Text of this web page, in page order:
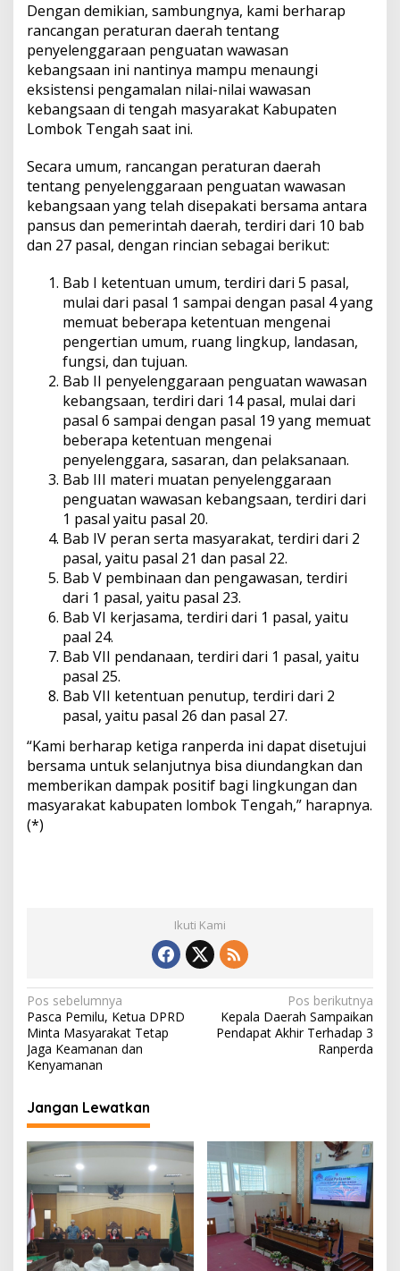
Dengan demikian, sambungnya, kami berharap
rancangan peraturan daerah tentang
penyelenggaraan penguatan wawasan
kebangsaan ini nantinya mampu menaungi
eksistensi pengamalan nilai-nilai wawasan
kebangsaan di tengah masyarakat Kabupaten
Lombok Tengah saat ini.
Secara umum, rancangan peraturan daerah
tentang penyelenggaraan penguatan wawasan
kebangsaan yang telah disepakati bersama antara
pansus dan pemerintah daerah, terdiri dari 10 bab
dan 27 pasal, dengan rincian sebagai berikut:
Bab I ketentuan umum, terdiri dari 5 pasal,
mulai dari pasal 1 sampai dengan pasal 4 yang
memuat beberapa ketentuan mengenai
pengertian umum, ruang lingkup, landasan,
fungsi, dan tujuan.
Bab II penyelenggaraan penguatan wawasan
kebangsaan, terdiri dari 14 pasal, mulai dari
pasal 6 sampai dengan pasal 19 yang memuat
beberapa ketentuan mengenai
penyelenggara, sasaran, dan pelaksanaan.
Bab III materi muatan penyelenggaraan
penguatan wawasan kebangsaan, terdiri dari
1 pasal yaitu pasal 20.
Bab IV peran serta masyarakat, terdiri dari 2
pasal, yaitu pasal 21 dan pasal 22.
Bab V pembinaan dan pengawasan, terdiri
dari 1 pasal, yaitu pasal 23.
Bab VI kerjasama, terdiri dari 1 pasal, yaitu
paal 24.
Bab VII pendanaan, terdiri dari 1 pasal, yaitu
pasal 25.
Bab VII ketentuan penutup, terdiri dari 2
pasal, yaitu pasal 26 dan pasal 27.
“Kami berharap ketiga ranperda ini dapat disetujui
bersama untuk selanjutnya bisa diundangkan dan
memberikan dampak positif bagi lingkungan dan
masyarakat kabupaten lombok Tengah,” harapnya.
(*)
Ikuti Kami
N
a
v
i
g
a
s
i
p
o
s
Pos sebelumnya
Pasca Pemilu, Ketua DPRD
Minta Masyarakat Tetap
Jaga Keamanan dan
Kenyamanan
Pos berikutnya
Kepala Daerah Sampaikan
Pendapat Akhir Terhadap 3
Ranperda
Jangan Lewatkan